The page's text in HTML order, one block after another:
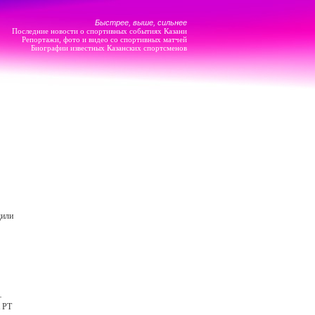
Быстрее, выше, сильнее
Последние новости о спортивных событиях Казани
Репортажи, фото и видео со спортивных матчей
Биографии известных Казанских спортсменов
РТ